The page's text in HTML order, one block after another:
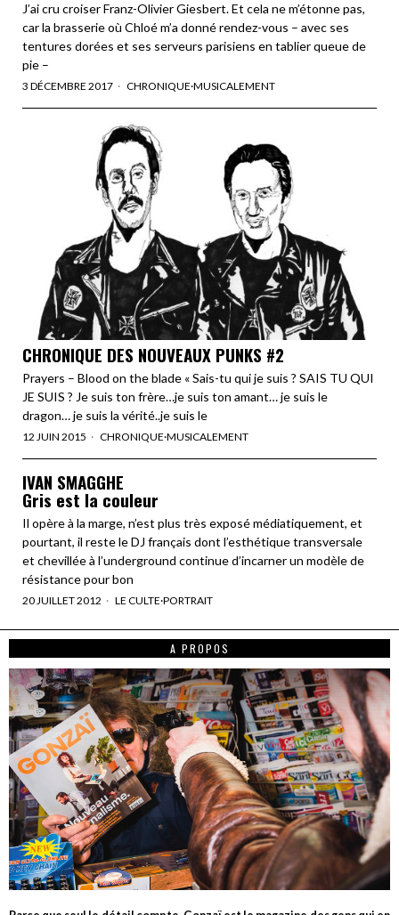
J’ai cru croiser Franz-Olivier Giesbert. Et cela ne m’étonne pas,
car la brasserie où Chloé m’a donné rendez-vous – avec ses
tentures dorées et ses serveurs parisiens en tablier queue de
pie –
3 DÉCEMBRE 2017 CHRONIQUE·MUSICALEMENT
CHRONIQUE DES NOUVEAUX PUNKS #2
Prayers – Blood on the blade « Sais-tu qui je suis ? SAIS TU QUI
JE SUIS ? Je suis ton frère…je suis ton amant… je suis le
dragon… je suis la vérité..je suis le
12 JUIN 2015 CHRONIQUE·MUSICALEMENT
IVAN SMAGGHE
Gris est la couleur
Il opère à la marge, n’est plus très exposé médiatiquement, et
pourtant, il reste le DJ français dont l’esthétique transversale
et chevillée à l’underground continue d’incarner un modèle de
résistance pour bon
20 JUILLET 2012 LE CULTE·PORTRAIT
A PROPOS